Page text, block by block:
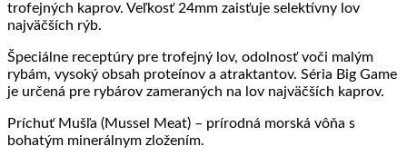
trofejných kaprov. Veľkosť 24mm zaisťuje selektívny lov
najväčších rýb.
Špeciálne receptúry pre trofejný lov, odolnosť voči malým
rybám, vysoký obsah proteínov a atraktantov. Séria Big Game
je určená pre rybárov zameraných na lov najväčších kaprov.
Príchuť Mušľa (Mussel Meat) – prírodná morská vôňa s
bohatým minerálnym zložením.